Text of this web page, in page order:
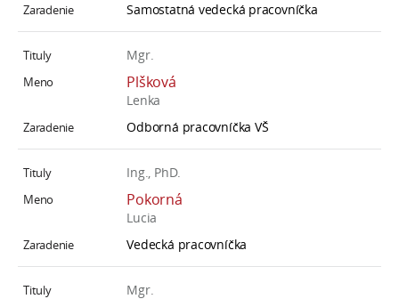
Samostatná vedecká pracovníčka
Mgr.
Plšková
Lenka
Odborná pracovníčka VŠ
Ing., PhD.
Pokorná
Lucia
Vedecká pracovníčka
Mgr.